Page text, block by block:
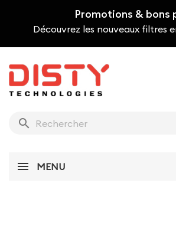
Promotions & bons
Découvrez les nouveaux filtres
search
MENU